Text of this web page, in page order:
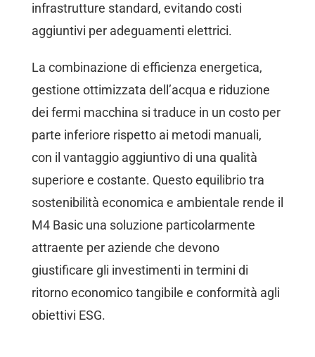
infrastrutture standard, evitando costi
aggiuntivi per adeguamenti elettrici.
La combinazione di efficienza energetica,
gestione ottimizzata dell’acqua e riduzione
dei fermi macchina si traduce in un costo per
parte inferiore rispetto ai metodi manuali,
con il vantaggio aggiuntivo di una qualità
superiore e costante. Questo equilibrio tra
sostenibilità economica e ambientale rende il
M4 Basic una soluzione particolarmente
attraente per aziende che devono
giustificare gli investimenti in termini di
ritorno economico tangibile e conformità agli
obiettivi ESG.